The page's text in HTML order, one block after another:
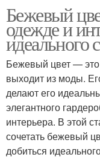
Бежевый
одежде и
идеального
Бежевый цвет — это
выходит из моды.
делают его
элегантного
интерьера. В этой
сочетать бежевый
добиться